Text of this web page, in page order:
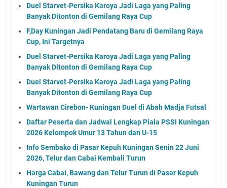
Duel Starvet-Persika Karoya Jadi Laga yang Paling
Banyak Ditonton di Gemilang Raya Cup
F,Day Kuningan Jadi Pendatang Baru di Gemilang Raya
Cup, Ini Targetnya
Duel Starvet-Persika Karoya Jadi Laga yang Paling
Banyak Ditonton di Gemilang Raya Cup
Duel Starvet-Persika Karoya Jadi Laga yang Paling
Banyak Ditonton di Gemilang Raya Cup
Wartawan Cirebon- Kuningan Duel di Abah Madja Futsal
Daftar Peserta dan Jadwal Lengkap Piala PSSI Kuningan
2026 Kelompok Umur 13 Tahun dan U-15
Info Sembako di Pasar Kepuh Kuningan Senin 22 Juni
2026, Telur dan Cabai Kembali Turun
Harga Cabai, Bawang dan Telur Turun di Pasar Kepuh
Kuningan Turun